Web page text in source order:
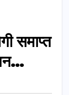
समाप्त